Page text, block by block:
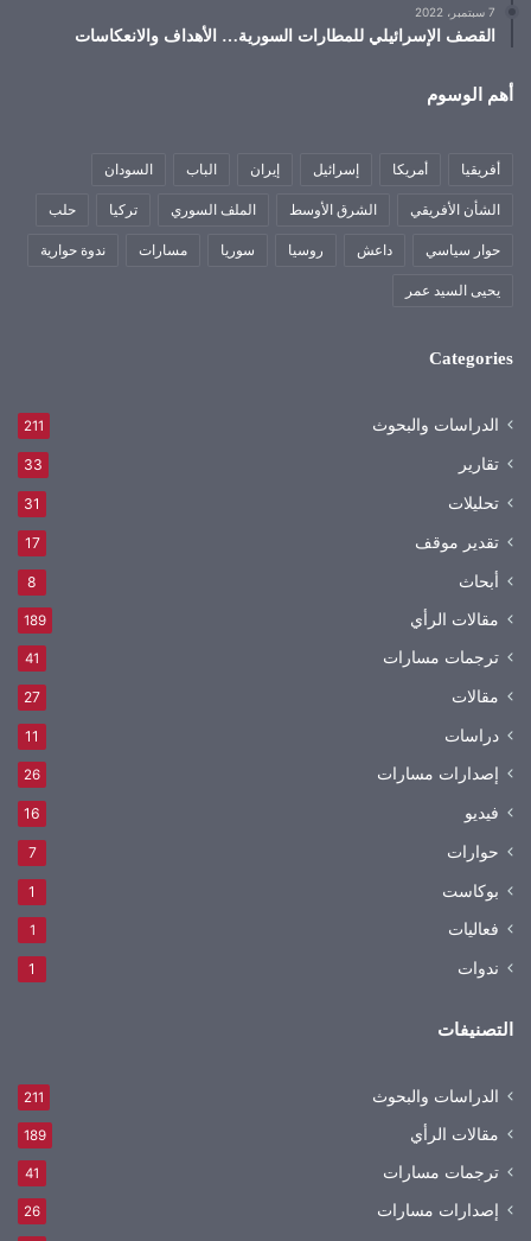
7 سبتمبر، 2022
القصف الإسرائيلي للمطارات السورية… الأهداف والانعكاسات
أهم الوسوم
أفريقيا أمريكا إسرائيل إيران الباب السودان
الشأن الأفريقي الشرق الأوسط الملف السوري تركيا حلب
حوار سياسي داعش روسيا سوريا مسارات ندوة حوارية
يحيى السيد عمر
Categories
الدراسات والبحوث 211
تقارير 33
تحليلات 31
تقدير موقف 17
أبحاث 8
مقالات الرأي 189
ترجمات مسارات 41
مقالات 27
دراسات 11
إصدارات مسارات 26
فيديو 16
حوارات 7
بوكاست 1
فعاليات 1
ندوات 1
التصنيفات
الدراسات والبحوث 211
مقالات الرأي 189
ترجمات مسارات 41
إصدارات مسارات 26